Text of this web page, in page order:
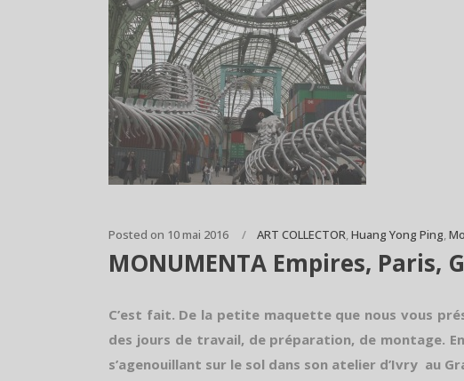
Posted on 10 mai 2016 ART COLLECTOR,Huang Yong Ping,
MONUMENTA Empires, Paris,
C’est fait. De la petite maquette que nous vous
des jours de travail, de préparation, de montage.
s’agenouillant sur le sol dans son atelier d’Ivry au